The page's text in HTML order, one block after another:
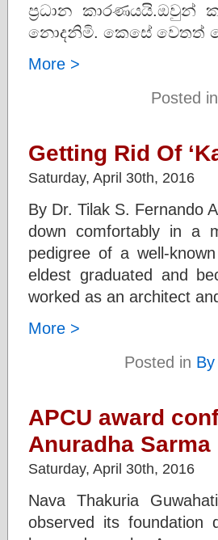
ප්‍රධාන කාරණයයි.ඔවුන්
නොදනිමි. කෙසේ වෙතත්
More >
Posted in
Getting Rid Of
Saturday, April 30th, 2016
By Dr. Tilak S. Fernando
down comfortably in a
pedigree of a well-
eldest graduated and
worked as an architect
More >
Posted in
APCU award
Anuradha Sarma
Saturday, April 30th, 2016
Nava Thakuria
observed its